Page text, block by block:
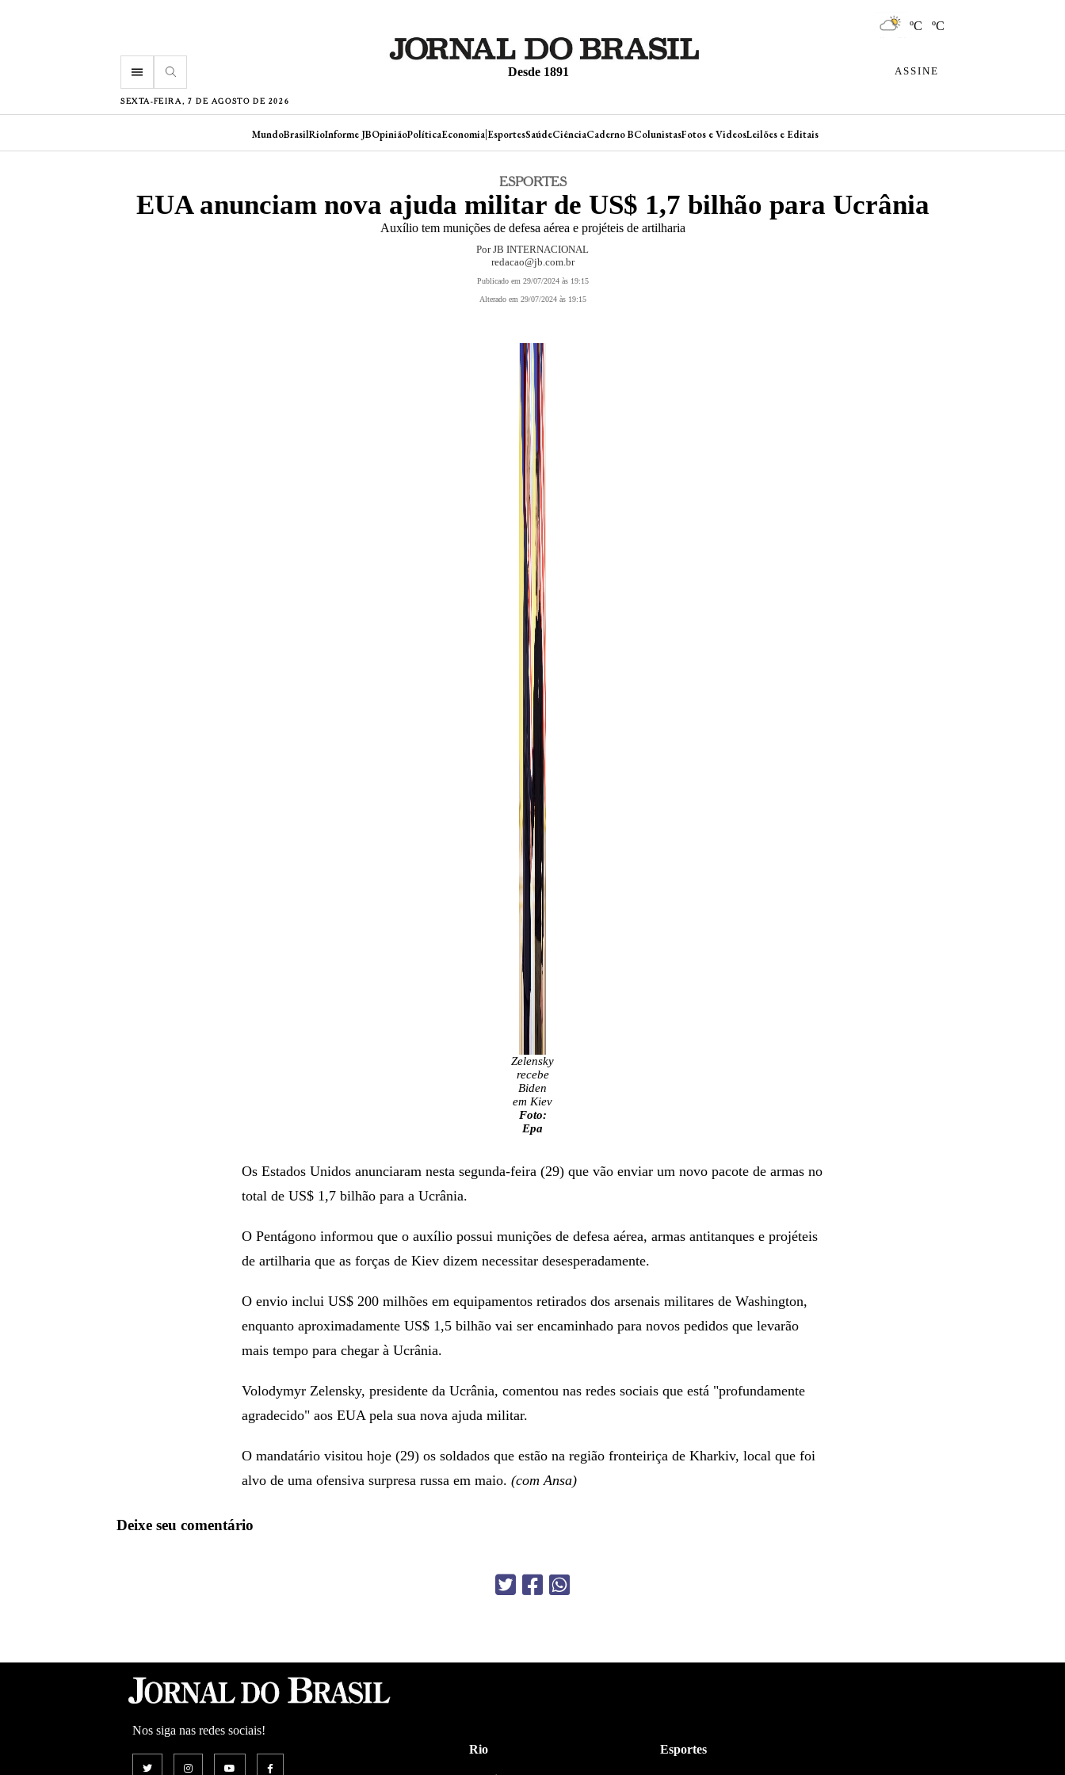
ºC ºC
menu Desde 1891 ASSINE
SEXTA-FEIRA, 7 DE AGOSTO DE 2026
MundoBrasilRioInforme JBOpiniãoPolíticaEconomia|EsportesSaúdeCiênciaCaderno BColunistasFotos e VideosLeilões e Editais
ESPORTES
EUA anunciam nova ajuda militar de US$ 1,7 bilhão para Ucrânia
Auxílio tem munições de defesa aérea e projéteis de artilharia
Por JB INTERNACIONAL
redacao@jb.com.br
Publicado em 29/07/2024 às 19:15
Alterado em 29/07/2024 às 19:15
Zelensky
recebe
Biden
em Kiev
Foto:
Epa
Os Estados Unidos anunciaram nesta segunda-feira (29) que vão enviar um novo pacote de armas no
total de US$ 1,7 bilhão para a Ucrânia.
O Pentágono informou que o auxílio possui munições de defesa aérea, armas antitanques e projéteis
de artilharia que as forças de Kiev dizem necessitar desesperadamente.
O envio inclui US$ 200 milhões em equipamentos retirados dos arsenais militares de Washington,
enquanto aproximadamente US$ 1,5 bilhão vai ser encaminhado para novos pedidos que levarão
mais tempo para chegar à Ucrânia.
Volodymyr Zelensky, presidente da Ucrânia, comentou nas redes sociais que está "profundamente
agradecido" aos EUA pela sua nova ajuda militar.
O mandatário visitou hoje (29) os soldados que estão na região fronteiriça de Kharkiv, local que foi
alvo de uma ofensiva surpresa russa em maio. (com Ansa)
Deixe seu comentário
Nos siga nas redes sociais!
Rio
Esportes